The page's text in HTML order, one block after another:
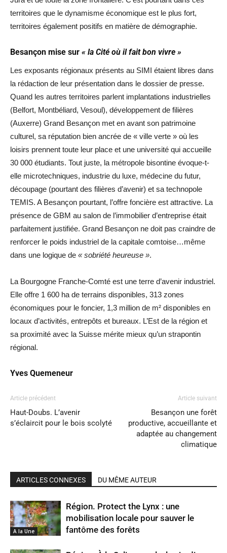
territoires que le dynamisme économique est le plus fort,
territoires également positifs en matière de démographie.
Besançon mise sur « la Cité où il fait bon vivre »
Les exposants régionaux présents au SIMI étaient libres dans
la rédaction de leur présentation dans le dossier de presse.
Quand les autres territoires parlent implantations industrielles
(Belfort, Montbéliard, Vesoul), développement de filières
(Auxerre) Grand Besançon met en avant son patrimoine
culturel, sa réputation bien ancrée de « ville verte » où les
loisirs prennent toute leur place et une université qui accueille
30 000 étudiants. Tout juste, la métropole bisontine évoque-t-
elle microtechniques, industrie du luxe, médecine du futur,
découpage (pourtant des filières d’avenir) et sa technopole
TEMIS. A Besançon pourtant, l’offre foncière est attractive. La
présence de GBM au salon de l’immobilier d’entreprise était
parfaitement justifiée. Grand Besançon ne doit pas craindre de
renforcer le poids industriel de la capitale comtoise…même
dans une logique de « sobriété heureuse ».
La Bourgogne Franche-Comté est une terre d’avenir industriel.
Elle offre 1 600 ha de terrains disponibles, 313 zones
économiques pour le foncier, 1,3 million de m² disponibles en
locaux d’activités, entrepôts et bureaux. L’Est de la région et
sa proximité avec la Suisse mérite mieux qu’un strapontin
régional.
Yves Quemeneur
Article précédent
Haut-Doubs. L’avenir
s’éclaircit pour le bois scolyté
Article suivant
Besançon une forêt
productive, accueillante et
adaptée au changement
climatique
ARTICLES CONNEXES DU MÊME AUTEUR
A la Une
Région. Protect the Lynx : une
mobilisation locale pour sauver le
fantôme des forêts